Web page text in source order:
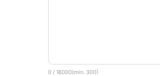
0 / 18000(min. 300)